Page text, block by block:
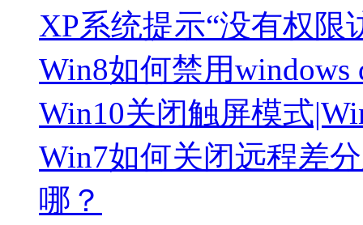
XP系统提示“没有权限
Win8如何禁用windows
Win10关闭触屏模式
Win7如何关闭远程差
哪？